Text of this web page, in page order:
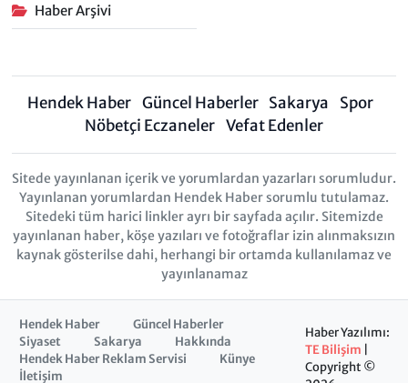
Haber Arşivi
Hendek Haber Güncel Haberler Sakarya
Spor
Nöbetçi Eczaneler Vefat Edenler
Sitede yayınlanan içerik ve yorumlardan yazarları sorumludur.
Yayınlanan yorumlardan Hendek Haber sorumlu tutulamaz.
Sitedeki tüm harici linkler ayrı bir sayfada açılır. Sitemizde
yayınlanan haber, köşe yazıları ve fotoğraflar izin alınmaksızın
kaynak gösterilse dahi, herhangi bir ortamda kullanılamaz ve
yayınlanamaz
Hendek Haber
Güncel Haberler
Siyaset
Sakarya
Hakkında
Hendek Haber Reklam Servisi
Künye
İletişim
Haber Yazılımı:
TE Bilişim
Copyright ©